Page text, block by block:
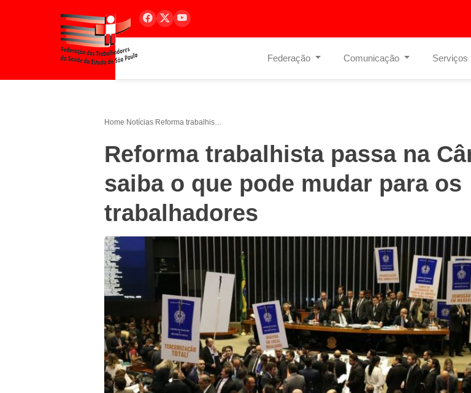
Federação Comunicação Serviços
Home/Notícias/ Reforma trabalhista passa na Câmara: saiba o que pode mudar para os trabalhadores
Reforma trabalhista passa na
saiba o que pode mudar para os
trabalhadores